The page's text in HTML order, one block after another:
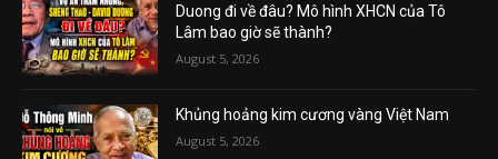
Duong đi về đâu? Mô hình XHCN của Tô
Lâm bao giờ sẽ thành?
August 5, 2026
Khủng hoảng kim cương vàng Việt Nam
August 5, 2026